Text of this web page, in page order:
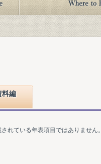
料編
れている年表項目ではありません。